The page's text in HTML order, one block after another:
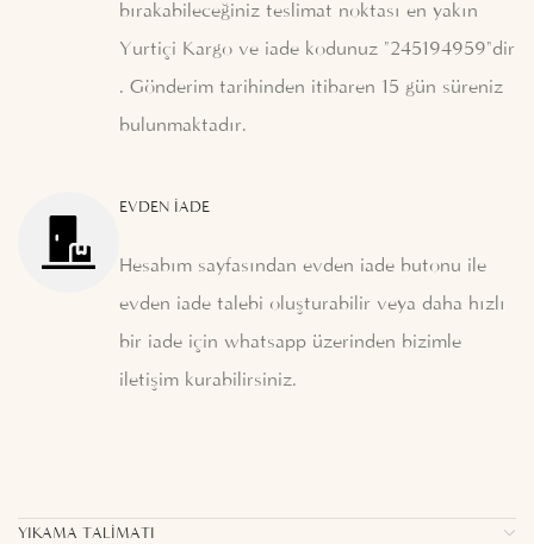
bırakabileceğiniz teslimat noktası en yakın
Yurtiçi Kargo ve iade kodunuz "245194959"dir
. Gönderim tarihinden itibaren 15 gün süreniz
bulunmaktadır.
EVDEN İADE
Hesabım sayfasından evden iade butonu ile
evden iade talebi oluşturabilir veya daha hızlı
bir iade için whatsapp üzerinden bizimle
iletişim kurabilirsiniz.
YIKAMA TALIMATI